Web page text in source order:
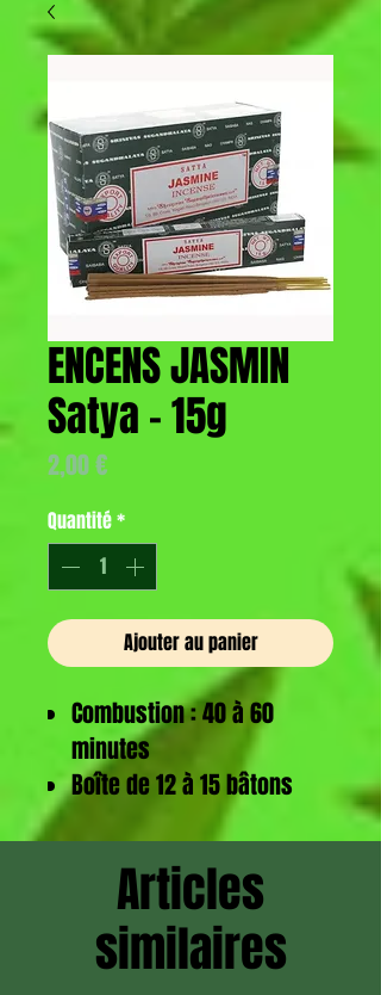
ENCENS JASMIN
Satya - 15g
2,00 €
Quantité*
Ajouter au panier
Combustion : 40 à 60
minutes
Boîte de 12 à 15 bâtons
Articles
similaires